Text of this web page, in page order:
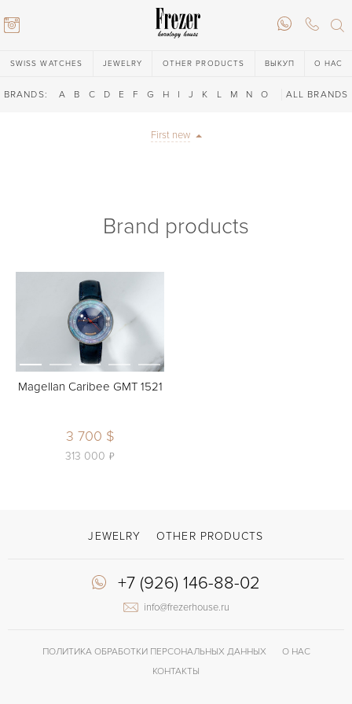
SWISS WATCHES JEWELRY OTHER PRODUCTS ВЫКУП О НАС
BRANDS: A B C D E F G H I J K L M N O Q R S T
ALL BRANDS
146-88-02
First new
Brand products
Magellan Caribee GMT 1521
3 700 $
313 000 ь
JEWELRY OTHER PRODUCTS
+7 (926) 146-88-02
info@frezerhouse.ru
ПОЛИТИКА ОБРАБОТКИ ПЕРСОНАЛЬНЫХ ДАННЫХ
О НАС
КОНТАКТЫ